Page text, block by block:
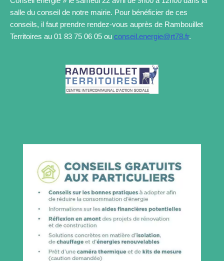
salle du conseil de notre mairie. Pour bénéficier de ces
conseils, il faut prendre rendez-vous auprès de Rambouillet
Territoires au 01 83 75 06 05 ou conseil.energie@rt78.fr.